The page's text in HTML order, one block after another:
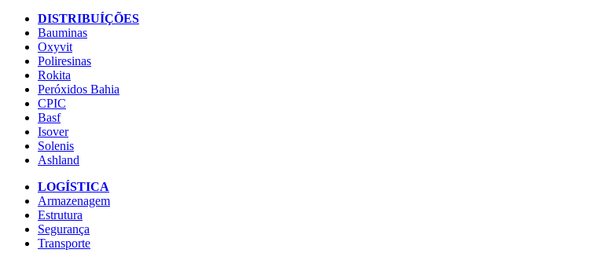
DISTRIBUÍÇÕES
Bauminas
Oxyvit
Poliresinas
Rokita
Peróxidos Bahia
CPIC
Basf
Isover
Solenis
Ashland
LOGÍSTICA
Armazenagem
Estrutura
Segurança
Transporte